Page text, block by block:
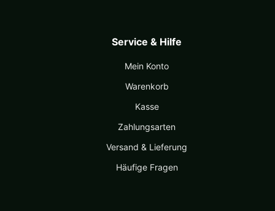
Service & Hilfe
Mein Konto
Warenkorb
Kasse
Zahlungsarten
Versand & Lieferung
Häufige Fragen